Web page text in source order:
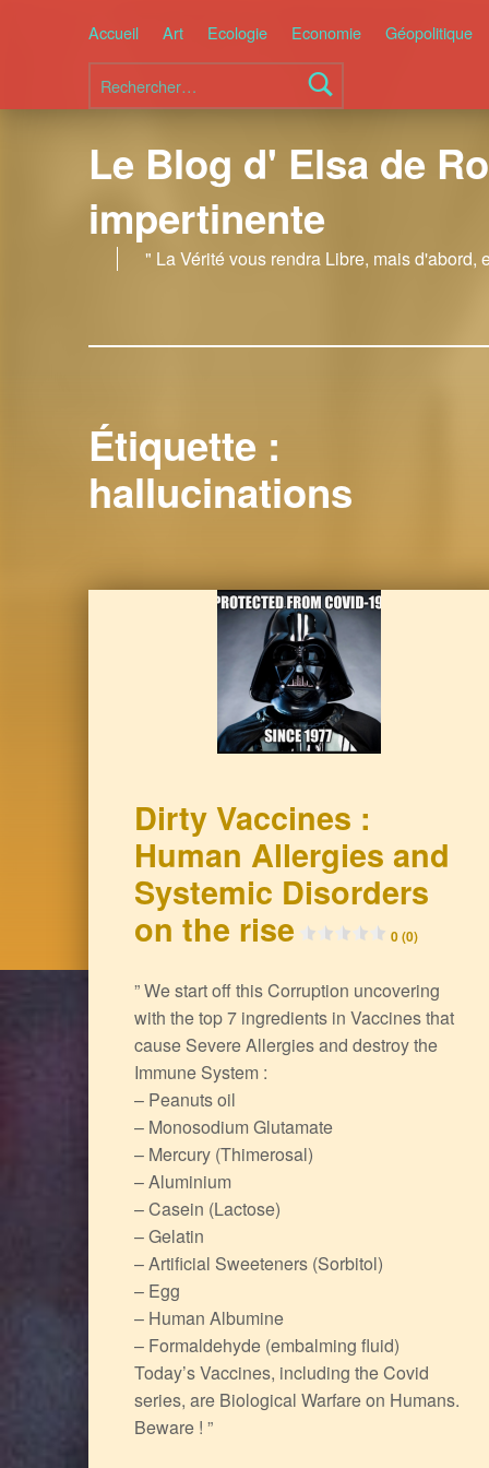
Rechercher :
Accueil Art Ecologie Economie Géopolitique
Le Blog d' Elsa de
impertinente
" La Vérité vous rendra Libre, mais d'abord,
Étiquette :
hallucinations
Dirty Vaccines :
Human Allergies and
Systemic Disorders
on the rise
0 (0)
” We start off this Corruption uncovering
with the top 7 ingredients in Vaccines that
cause Severe Allergies and destroy the
Immune System :
– Peanuts oil
– Monosodium Glutamate
– Mercury (Thimerosal)
– Aluminium
– Casein (Lactose)
– Gelatin
– Artificial Sweeteners (Sorbitol)
– Egg
– Human Albumine
– Formaldehyde (embalming fluid)
Today’s Vaccines, including the Covid
series, are Biological Warfare on Humans.
Beware ! ”